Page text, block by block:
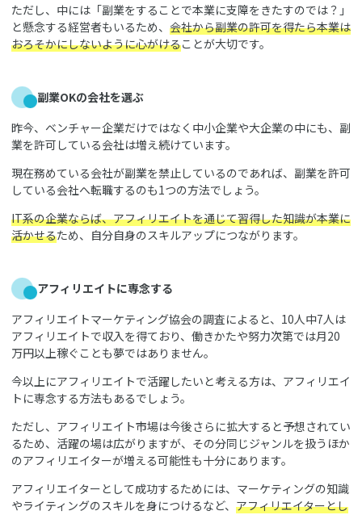
ただし、中には「副業をすることで本業に支障をきたすのでは？」
と懸念する経営者もいるため、 会社から副業の許可を得たら本業は
おろそかにしないように心がけることが大切です。
副業OKの会社を選ぶ
昨今、ベンチャー企業だけではなく中小企業や大企業の中にも、副
業を許可している会社は増え続けています。
現在務めている会社が副業を禁止しているのであれば、副業を許可
している会社へ転職するのも1つの方法でしょう。
IT系の企業ならば、アフィリエイトを通じて習得した知識が本業に
活かせるため、自分自身のスキルアップにつながります。
アフィリエイトに専念する
アフィリエイトマーケティング協会の調査によると、10人中7人は
アフィリエイトで収入を得ており、働きかたや努力次第では月20
万円以上稼ぐことも夢ではありません。
今以上にアフィリエイトで活躍したいと考える方は、アフィリエイ
トに専念する方法もあるでしょう。
ただし、アフィリエイト市場は今後さらに拡大すると予想されてい
るため、活躍の場は広がりますが、その分同じジャンルを扱うほか
のアフィリエイターが増える可能性も十分にあります。
アフィリエイターとして成功するためには、マーケティングの知識
やライティングのスキルを身につけるなど、 アフィリエイターとし